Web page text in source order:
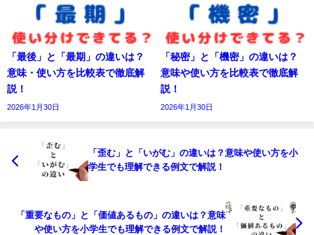
「最後」と「最期」の違いは？
意味・使い方を比較表で徹底解
説！
2026年1月30日
「秘密」と「機密」の違いは？
意味や使い方を比較表で徹底解
説！
2026年1月30日
「歪む」と「いがむ」の違いは？意味や使い方を小
学生でも理解できる例文で解説！
「重要なもの」と「価値あるもの」の違いは？意味
や使い方を小学生でも理解できる例文で解説！